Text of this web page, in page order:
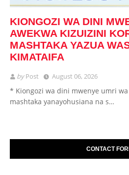
KIONGOZI WA DINI
AWEKWA KIZUIZINI
MASHTAKA YAZUA
KIMATAIFA
byPost August 06, 2026
* Kiongozi wa dini mwenye umri
mashtaka yanayohusiana na s…
CONTACT